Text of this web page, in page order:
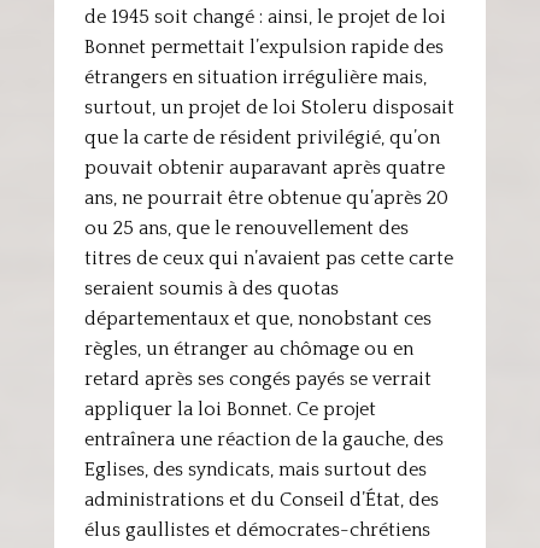
de 1945 soit changé : ainsi, le projet de loi
Bonnet permettait l’expulsion rapide des
étrangers en situation irrégulière mais,
surtout, un projet de loi Stoleru disposait
que la carte de résident privilégié, qu’on
pouvait obtenir auparavant après quatre
ans, ne pourrait être obtenue qu’après 20
ou 25 ans, que le renouvellement des
titres de ceux qui n’avaient pas cette carte
seraient soumis à des quotas
départementaux et que, nonobstant ces
règles, un étranger au chômage ou en
retard après ses congés payés se verrait
appliquer la loi Bonnet. Ce projet
entraînera une réaction de la gauche, des
Eglises, des syndicats, mais surtout des
administrations et du Conseil d’État, des
élus gaullistes et démocrates-chrétiens